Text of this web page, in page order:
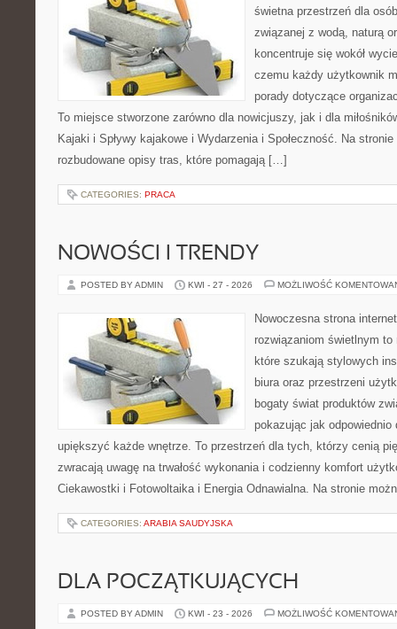
świetna przestrzeń dla
związanej z wodą, naturą
koncentruje się wokół
czemu każdy użytkownik
porady dotyczące
To miejsce stworzone zarówno dla nowicjuszy, jak i dla
Kajaki i Spływy kajakowe i Wydarzenia i Społeczność. Na
rozbudowane opisy tras, które pomagają […]
CATEGORIES: PRACA
NOWOŚCI I TRENDY
POSTED BY ADMIN KWI - 27 - 2026 MOŻLIWOŚĆ
Nowoczesna strona
rozwiązaniom świetlnym
które szukają stylowych
biura oraz przestrzeni
bogaty świat produktów
pokazując jak odpowiednio
upiększyć każde wnętrze. To przestrzeń dla tych, którzy cenią
zwracają uwagę na trwałość wykonania i codzienny komfort
Ciekawostki i Fotowoltaika i Energia Odnawialna. Na stronie
CATEGORIES: ARABIA SAUDYJSKA
DLA POCZĄTKUJĄCYCH
POSTED BY ADMIN KWI - 23 - 2026 MOŻLIWOŚĆ